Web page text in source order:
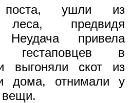
ушли из
леса, предвидя
Неудача привела
гестаповцев в
выгоняли скот из
дома, отнимали у
вещи.